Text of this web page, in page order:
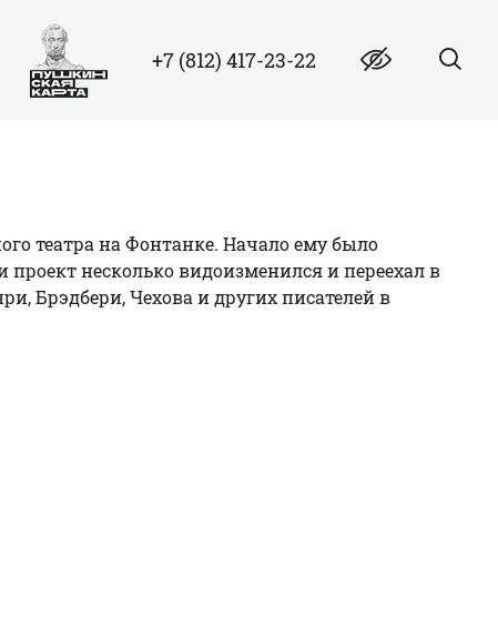
+7 (812) 417-23-22
театра на Фонтанке. Начало ему было
несколько видоизменился и переехал в
Брэдбери, Чехова и других писателей в